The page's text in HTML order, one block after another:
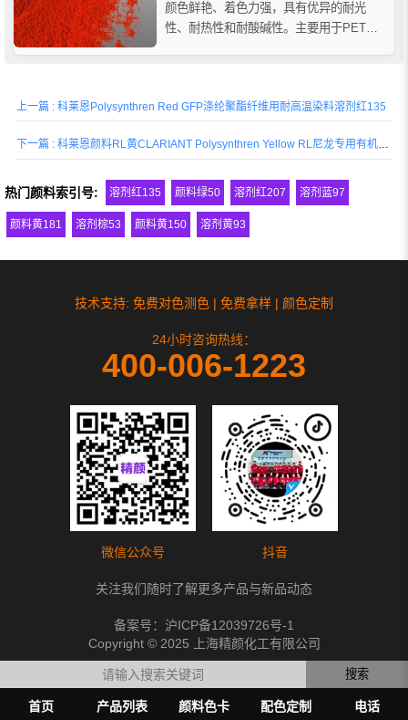
颜色鲜艳、着色力强，具有优异的耐光
性、耐热性和耐酸碱性。主要用于PET纤
上一篇 : 科莱恩Polysynthren Red GFP涤纶聚酯纤维用耐高温染料溶剂红135
下一篇 : 科莱恩颜料RL黄CLARIANT Polysynthren Yellow RL尼龙专用有机颜料黄192
热门颜料索引号: 溶剂红135 颜料绿50 溶剂红207 溶剂蓝97
颜料黄181 溶剂棕53 颜料黄150 溶剂黄93
技术支持: 免费对色测色 | 免费拿样 | 颜色定制
24小时咨询热线：
400-006-1223
微信公众号 抖音
关注我们随时了解更多产品与新品动态
备案号： 沪ICP备12039726号-1
Copyright © 2025 上海精颜化工有限公司
搜索
首页 产品列表 颜料色卡 配色定制 电话